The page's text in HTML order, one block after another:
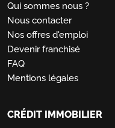
Qui sommes nous ?
Nous contacter
Nos offres d'emploi
Devenir franchisé
FAQ
Mentions légales
CRÉDIT IMMOBILIER